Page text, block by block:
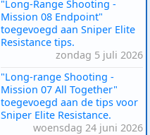
"Long-Range Shooting -
Mission 08 Endpoint"
toegevoegd aan Sniper Elite
Resistance tips.
zondag 5 juli 2026
"Long-range Shooting -
Mission 07 All Together"
toegevoegd aan de tips voor
Sniper Elite Resistance.
woensdag 24 juni 2026